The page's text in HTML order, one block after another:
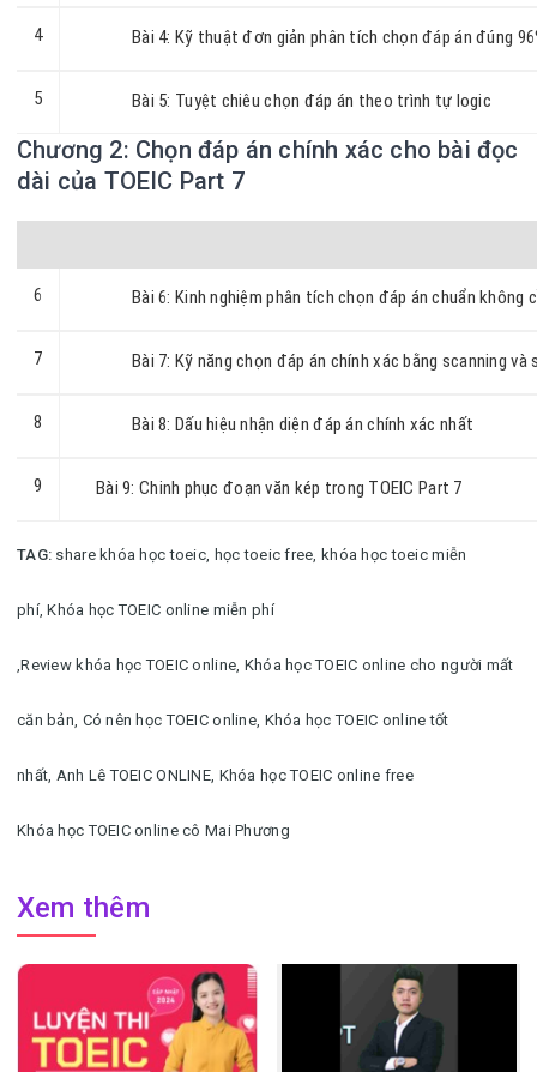
4 Bài 4: Kỹ thuật đơn giản phân tích chọn đáp án đúng
5 Bài 5: Tuyệt chiêu chọn đáp án theo trình tự logic
Chương 2: Chọn đáp án chính xác cho bài đọc
dài của TOEIC Part 7
6 Bài 6: Kinh nghiệm phân tích chọn đáp án chuẩn không
7 Bài 7: Kỹ năng chọn đáp án chính xác bằng scanning và
8 Bài 8: Dấu hiệu nhận diện đáp án chính xác nhất
9 Bài 9: Chinh phục đoạn văn kép trong TOEIC Part 7
TAG: share khóa học toeic, học toeic free, khóa học toeic miễn
phí,Khóa học TOEIC online miễn phí
,Review khóa học TOEIC online, Khóa học TOEIC online cho người mất
căn bản, Có nên học TOEIC online, Khóa học TOEIC online tốt
nhất, Anh Lê TOEIC ONLINE, Khóa học TOEIC online free
Khóa học TOEIC online cô Mai Phương
Xem thêm